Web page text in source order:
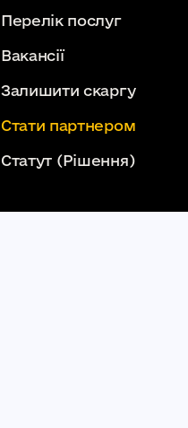
Перелік послуг
Вакансії
Залишити скаргу
Стати партнером
Статут (Рішення)